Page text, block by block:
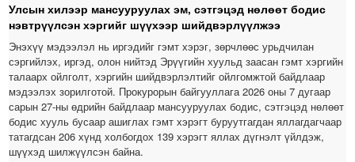
Улсын хилээр мансууруулах эм, сэтгэцэд нөлөөт бодис
нэвтрүүлсэн хэргийг шүүхээр шийдвэрлүүлжээ
Энэхүү мэдээлэл нь иргэдийг гэмт хэрэг, зөрчлөөс урьдчилан
сэргийлэх, иргэд, олон нийтэд Эрүүгийн хуульд заасан гэмт хэргийн
талаарх ойлголт, хэргийн шийдвэрлэлтийг ойлгомжтой байдлаар
мэдээлэх зорилготой. Прокурорын байгууллага 2026 оны 7 дугаар
сарын 27-ны өдрийн байдлаар мансууруулах бодис, сэтгэцэд нөлөөт
бодис хууль бусаар ашиглах гэмт хэрэгт буруутгагдан яллагдагчаар
татагдсан 206 хүнд холбогдох 139 хэрэгт яллах дүгнэлт үйлдэж,
шүүхэд шилжүүлсэн байна.